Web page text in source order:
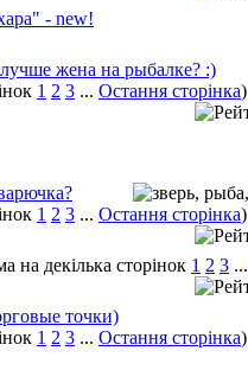
- new!
жена на рыбалке? :)
1 2 3 ... Остання сторінка)
1 2 3 ... Остання сторінка)
1 2 3 ...
точки)
1 2 3 ... Остання сторінка)